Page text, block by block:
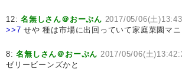
12:名無しさん＠おーぷん 2017/05/06(土
>>7 せや 種は市場に出回っていて家庭菜園マ
8:名無しさん＠おーぷん 2017/05/06(土
ゼリービーンズかと